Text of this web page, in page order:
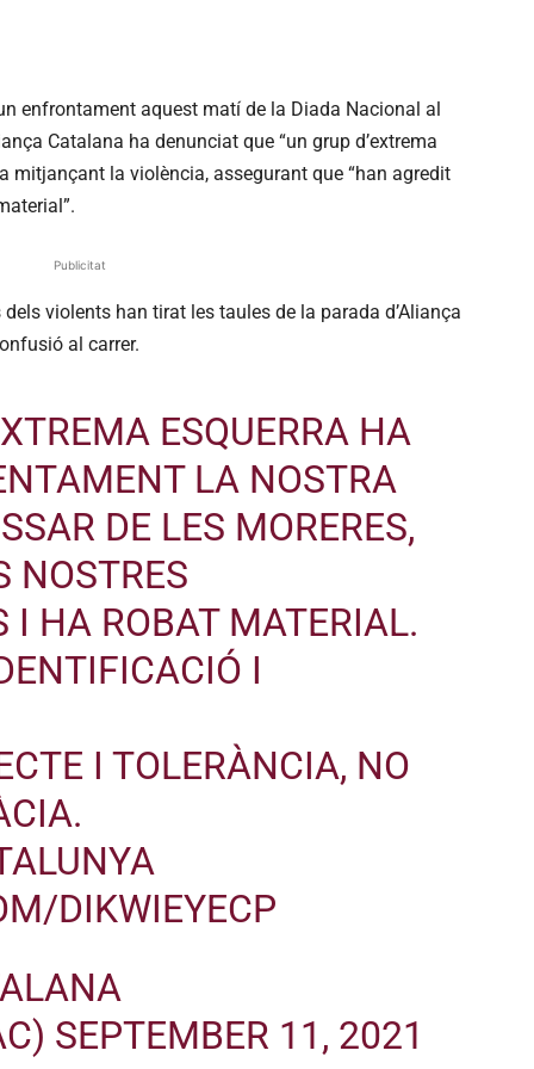
enfrontament aquest matí de la Diada Nacional al
Catalana ha denunciat que “un grup d’extrema
mitjançant la violència, assegurant que “han agredit
Publicitat
violents han tirat les taules de la parada d’Aliança
al carrer.
ESQUERRA HA
LA NOSTRA
DE LES MORERES,
NOSTRES
HA ROBAT MATERIAL.
I
I TOLERÀNCIA, NO
DIKWIEYECP
SEPTEMBER 11, 2021